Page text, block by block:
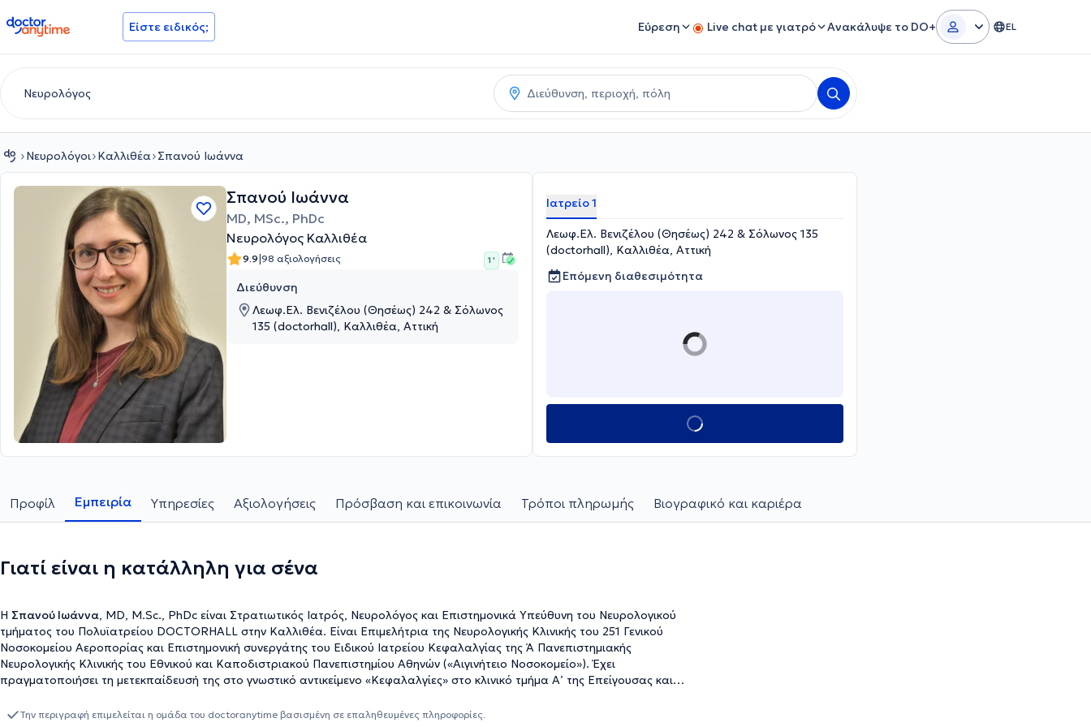
doctoranytime Είστε ειδικός; Εύρεση Live chat με γιατρό Ανακάλυψε το DO+ EL
Νευρολόγοι Καλλιθέα Σπανού Ιωάννα
Σπανού Ιωάννα
MD, MSc., PhDc
Νευρολόγος Καλλιθέα
9.9|98 αξιολογήσεις 1 '
Διεύθυνση
Λεωφ.Ελ. Βενιζέλου (Θησέως) 242 & Σόλωνος
135 (doctorhall), Καλλιθέα, Αττική
Ιατρείο 1
Λεωφ.Ελ. Βενιζέλου (Θησέως) 242 & Σόλωνος 135
(doctorhall), Καλλιθέα, Αττική
Επόμενη διαθεσιμότητα
Προφίλ Εμπειρία Υπηρεσίες Αξιολογήσεις Πρόσβαση και επικοινωνία Τρόποι πληρωμής Βιογραφικό και καριέρα
Γιατί είναι η κατάλληλη για σένα
Η Σπανού Ιωάννα, MD, M.Sc., PhDc είναι Στρατιωτικός Ιατρός, Νευρολόγος και Επιστημονικά Υπεύθυνη του Νευρολογικού
τμήματος του Πολυϊατρείου DOCTORHALL στην Καλλιθέα. Είναι Επιμελήτρια της Νευρολογικής Κλινικής του 251 Γενικού
Νοσοκομείου Αεροπορίας και Επιστημονική συνεργάτης του Ειδικού Ιατρείου Κεφαλαλγίας της Ά Πανεπιστημιακής
Νευρολογικής Κλινικής του Εθνικού και Καποδιστριακού Πανεπιστημίου Αθηνών («Αιγινήτειο Νοσοκομείο»). Έχει
πραγματοποιήσει τη μετεκπαίδευσή της στο γνωστικό αντικείμενο «Κεφαλαλγίες» στο κλινικό τμήμα Α’ της Επείγουσας και
Είναι υποψήφια διδάκτορας της Ιατρικής Σχολής του Εθνικού και Καποδιστριακού Πανεπιστημίου Αθηνών (ΕΚΠΑ), με θέμα
Την περιγραφή επιμελείται η ομάδα του doctoranytime βασισμένη σε επαληθευμένες πληροφορίες.